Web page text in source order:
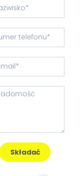
Składać